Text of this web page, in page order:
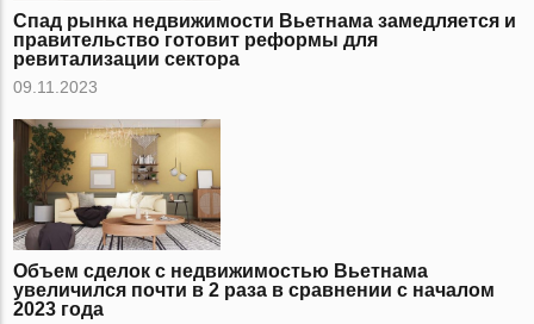
Спад рынка недвижимости Вьетнама замедляется и
правительство готовит реформы для
ревитализации сектора
09.11.2023
Объем сделок с недвижимостью Вьетнама
увеличился почти в 2 раза в сравнении с началом
2023 года